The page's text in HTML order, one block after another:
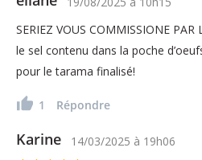
SERIEZ VOUS COMMISSIONE PAR
le sel contenu dans la poche
pour le tarama finalisé!
1 Répondre
Karine 14/03/2025 à 19h06